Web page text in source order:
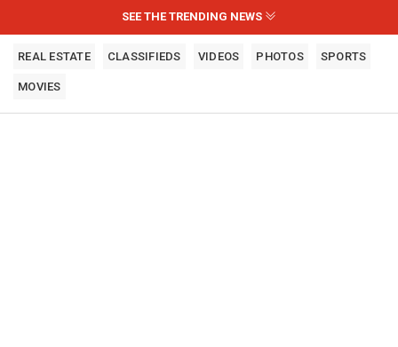
SEE THE TRENDING NEWS
REAL ESTATE CLASSIFIEDS VIDEOS PHOTOS SPORTS
MOVIES